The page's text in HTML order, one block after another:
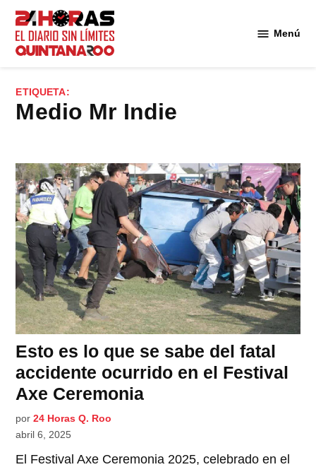
Saltar
contenido
Menú
ETIQUETA:
medio Mr Indie
Esto es lo que se sabe del fatal
accidente ocurrido en el Festival
Axe Ceremonia
por 24 Horas Q. Roo
abril 6, 2025
El Festival Axe Ceremonia 2025, celebrado en el